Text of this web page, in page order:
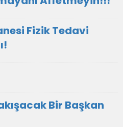
Fizik Tedavi
Bir Başkan